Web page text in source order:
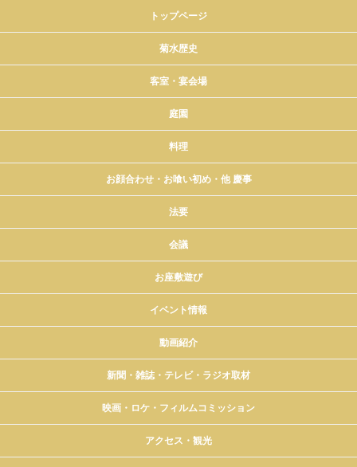
トップページ
菊水歴史
客室・宴会場
庭園
料理
お顔合わせ・お喰い初め・他 慶事
法要
会議
お座敷遊び
イベント情報
動画紹介
新聞・雑誌・テレビ・ラジオ取材
映画・ロケ・フィルムコミッション
アクセス・観光